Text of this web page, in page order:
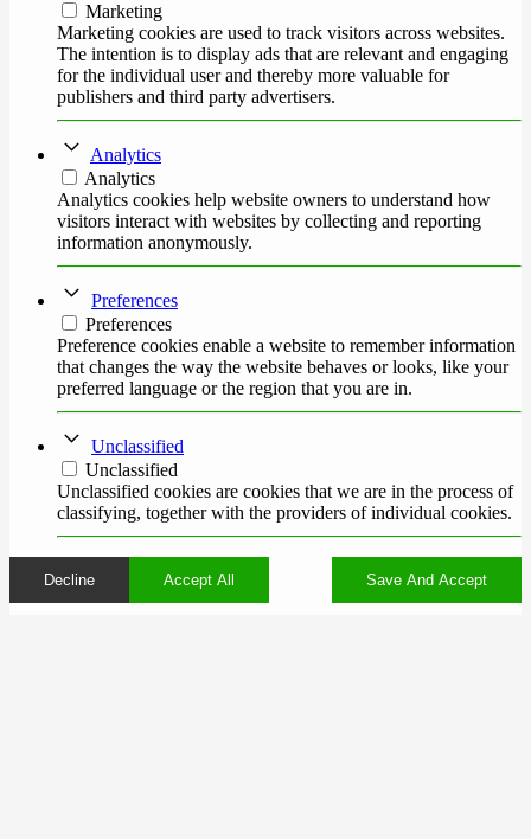
Marketing
Marketing cookies are used to track visitors across websites.
The intention is to display ads that are relevant and engaging
for the individual user and thereby more valuable for
publishers and third party advertisers.
Analytics
Analytics
Analytics cookies help website owners to understand how
visitors interact with websites by collecting and reporting
information anonymously.
Preferences
Preferences
Preference cookies enable a website to remember information
that changes the way the website behaves or looks, like your
preferred language or the region that you are in.
Unclassified
Unclassified
Unclassified cookies are cookies that we are in the process of
classifying, together with the providers of individual cookies.
Decline Accept All Save And Accept